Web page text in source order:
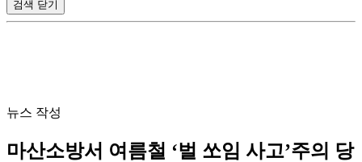
검색 닫기
뉴스 작성
마산소방서 여름철 ‘벌 쏘임 사고’주의 당